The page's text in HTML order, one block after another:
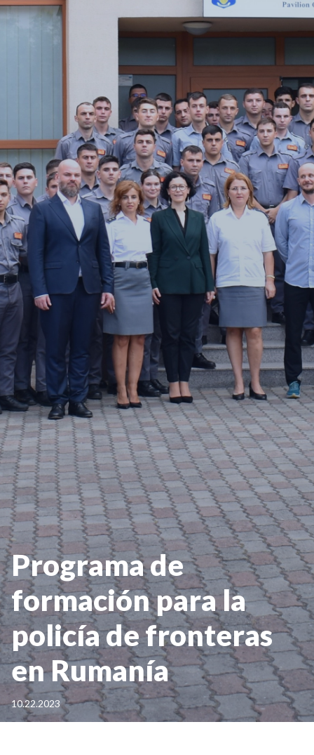
Programa de
formación para la
policía de fronteras
en Rumanía
10.22.2023